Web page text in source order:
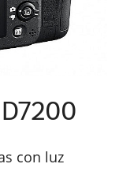
con luz